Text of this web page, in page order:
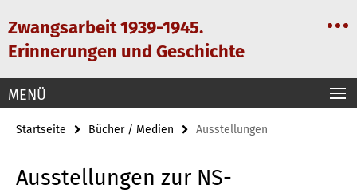
direkt
zu
Zwangsarbeit 1939-1945.
Erinnerungen und Geschichte
Service-
Navigation
MENÜ
Startseite Bücher / Medien Ausstellungen
Ausstellungen zur NS-